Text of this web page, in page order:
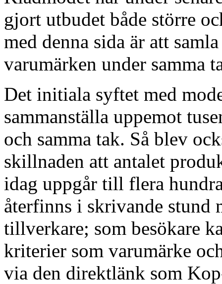
gjort utbudet både större
med denna sida är att
varumärken under samma
Det initiala syftet med
sammanställa uppemot
och samma tak. Så blev
skillnaden att antalet
idag uppgår till flera
återfinns i skrivande stund
tillverkare; som besökare
kriterier som varumärke
via den direktlänk som